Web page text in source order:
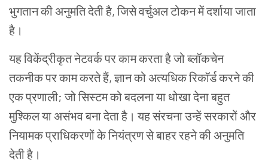
भुगतान की अनुमति देती है, जिसे वर्चुअल टोकन में दर्शाया जाता
है।
यहविकेंद्रीकृतनेटवर्कपरकामकरताहैजोब्लॉकचेन
तकनीकपरकामकरतेहैं,ज्ञानकोअत्यधिकरिकॉर्डकरनेकी
एकप्रणाली;जो सिस्टम को बदलना या धोखा देना बहुत
मुश्किल या असंभव बना देता है। यह संरचना उन्हें सरकारों और
नियामक प्राधिकरणों के नियंत्रण से बाहर रहने की अनुमति
देती है।